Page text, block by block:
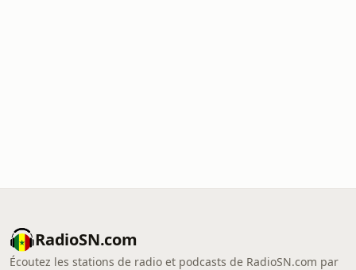
RadioSN.com
Écoutez les stations de radio et podcasts de RadioSN.com par